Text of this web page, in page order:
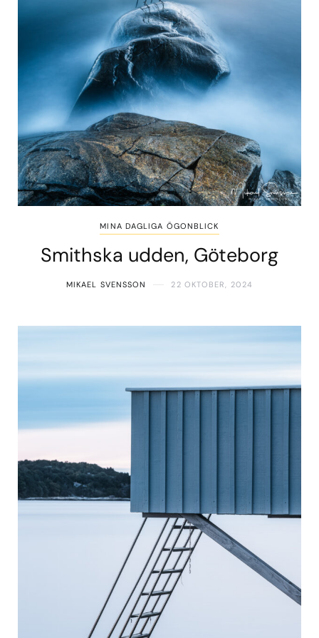
MINA DAGLIGA ÖGONBLICK
Smithska udden, Göteborg
MIKAEL SVENSSON 22 OKTOBER, 2024